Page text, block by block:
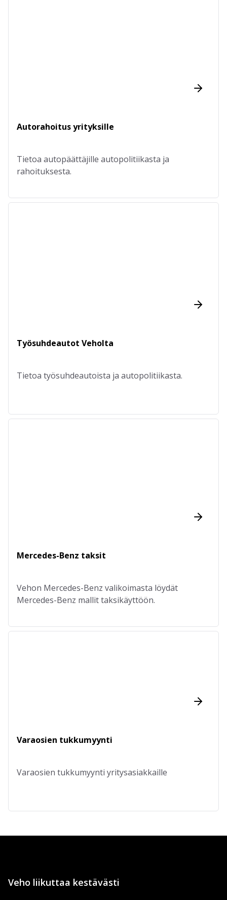
Autorahoitus yrityksille
Tietoa autopäättäjille autopolitiikasta ja
rahoituksesta.
Työsuhdeautot Veholta
Tietoa työsuhdeautoista ja autopolitiikasta.
Mercedes-Benz taksit
Vehon Mercedes-Benz valikoimasta löydät
Mercedes-Benz mallit taksikäyttöön.
Varaosien tukkumyynti
Varaosien tukkumyynti yritysasiakkaille
Veho liikuttaa kestävästi